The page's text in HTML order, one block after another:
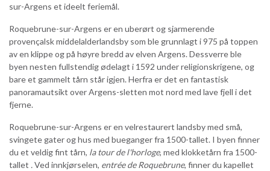
sur-Argens et ideelt feriemål.
Roquebrune-sur-Argens er en uberørt og sjarmerende
provençalsk middelalderlandsby som ble grunnlagt i 975 på toppen
av en klippe og på høyre bredd av elven Argens. Dessverre ble
byen nesten fullstendig ødelagt i 1592 under religionskrigene, og
bare et gammelt tårn står igjen. Herfra er det en fantastisk
panoramautsikt over Argens-sletten mot nord med lave fjell i det
fjerne.
Roquebrune-sur-Argens er en velrestaurert landsby med små,
svingete gater og hus med bueganger fra 1500-tallet. I byen finner
du et veldig fint tårn, la tour de l'horloge, med klokketårn fra 1500-
tallet .Ved innkjørselen, entrée de Roquebrune, finner du kapellet